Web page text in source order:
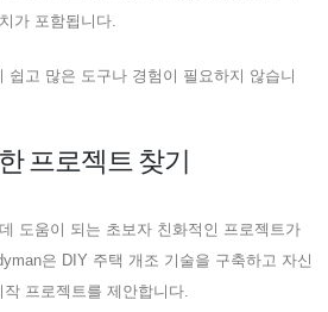
가 포함됩니다.
쉽고 많은 도구나 경험이 필요하지 않습니
프로젝트 찾기
도움이 되는 초보자 친화적인 프로젝트가
은 DIY 주택 개조 기술을 구축하고 자신
프로젝트를 제안합니다.